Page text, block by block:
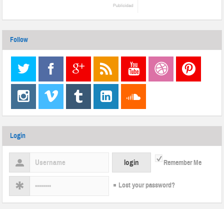
Follow
Login
Remember Me
Lost your password?